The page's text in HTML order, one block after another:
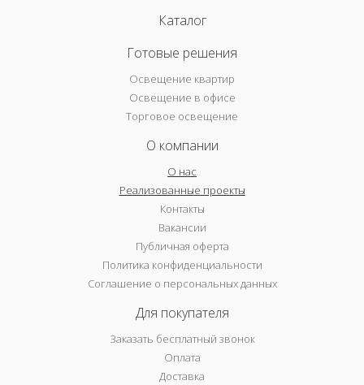
Каталог
Готовые решения
Освещение квартир
Освещение в офисе
Торговое освещение
О компании
О нас
Реализованные проекты
Контакты
Вакансии
Публичная оферта
Политика конфиденциальности
Соглашение о персональных данных
Для покупателя
Заказать бесплатный звонок
Оплата
Доставка